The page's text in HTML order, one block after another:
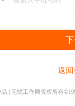
返
| 无忧工作网版权所有